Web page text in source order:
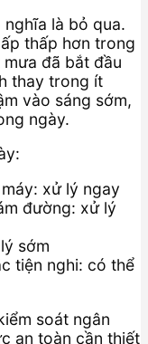
nghĩa là bỏ qua.
thấp hơn trong
đã bắt đầu
thay trong ít
vào sáng sớm,
ngày.
xử lý ngay
đường: xử lý
sớm
tiện nghi: có thể
soát ngân
an toàn cần thiết